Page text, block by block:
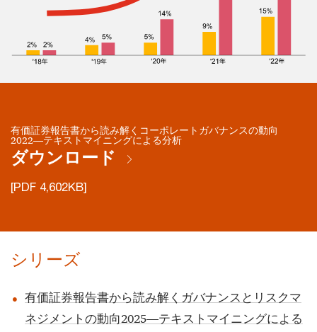
有価証券報告書から読み解くコーポレートガバナンスの動向
2022―テキストマイニングによる分析
ダウンロード
[PDF 4,602KB]
シリーズ
有価証券報告書から読み解くガバナンスとリスクマ
ネジメントの動向2025―テキストマイニングによる